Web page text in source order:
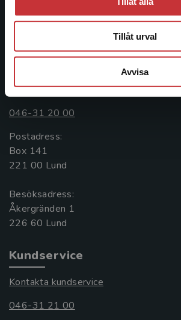
Tillåt urval
Avvisa
informationstjänster i utbudet, finns
Kontakta oss
Kontakta oss
046-31 20 00
Postadress:
Box 141
221 00 Lund
Besöksadress:
Åkergränden 1
Kundservice
Kontakta kundservice
046-31 21 00